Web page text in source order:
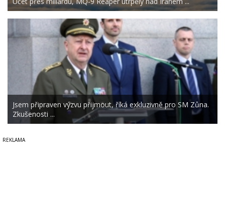
Jsem připraven výzvu přijmout, říká exkluzivně pro SM Zůna.
Zkušenosti ...